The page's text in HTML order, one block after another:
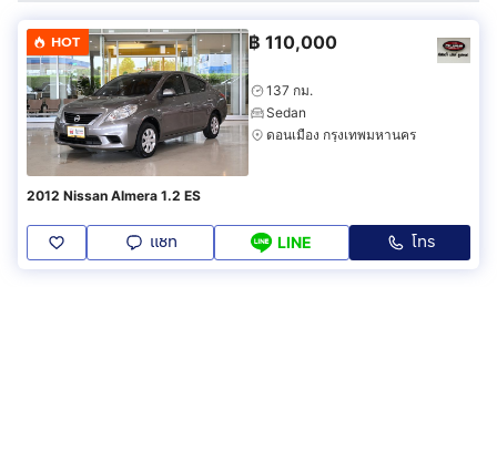
HOT ฿ 110,000
137 กม.
Sedan
ดอนเมือง กรุงเทพมหานคร
2012 Nissan Almera 1.2 ES
แชท LINE โทร